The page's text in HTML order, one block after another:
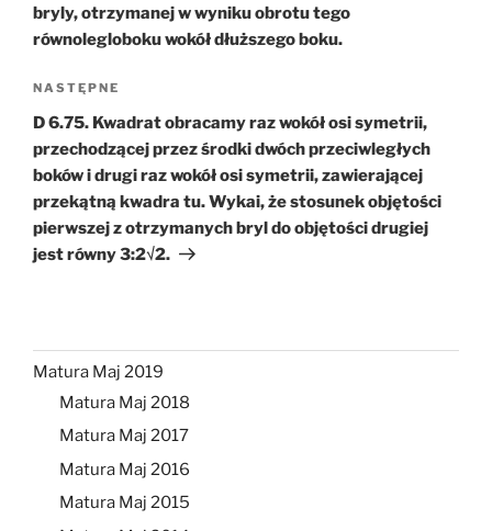
bryly, otrzymanej w wyniku obrotu tego
równolegloboku wokół dłuższego boku.
Następny
wpis
NASTĘPNE
D 6.75. Kwadrat obracamy raz wokół osi symetrii,
przechodzącej przez środki dwóch przeciwległych
boków i drugi raz wokół osi symetrii, zawierającej
przekątną kwadra tu. Wykai, że stosunek objętości
pierwszej z otrzymanych bryl do objętości drugiej
jest równy 3:2√2.
Matura Maj 2019
Matura Maj 2018
Matura Maj 2017
Matura Maj 2016
Matura Maj 2015